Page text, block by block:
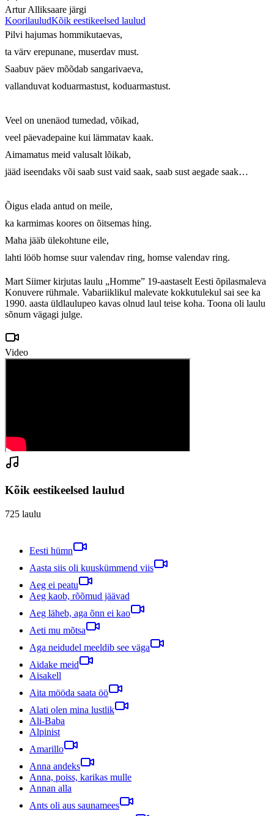
Artur Alliksaare järgi
KoorilauludKõik eestikeelsed laulud
Pilvi hajumas hommikutaevas,
ta värv erepunane, muserdav must.
Saabuv päev mõõdab sangarivaeva,
vallanduvat koduarmastust, koduarmastust.
Veel on unenäod tumedad, võikad,
veel päevadepaine kui lämmatav kaak.
Aimamatus meid valusalt lõikab,
jääd iseendaks või saab sust vaid saak, saab sust aegade saak…
Õigus elada antud on meile,
ka karmimas koores on õitsemas hing.
Maha jääb ülekohtune eile,
lahti lööb homse suur valendav ring, homse valendav ring.
Mart Siimer kirjutas laulu „Homme” 19-aastaselt Eesti õpilasmaleva
Konuvere rühmale. Vabariiklikul malevate kokkutulekul sai see ka
1990. aasta üldlaulupeo kavas olnud laul teise koha. Toona oli laulu
sõnum vägagi julge.
Video
Kõik eestikeelsed laulud
725 laulu
Eesti hümn
Aasta siis oli kuuskümmend viis
Aeg ei peatu
Aeg kaob, rõõmud jäävad
Aeg läheb, aga õnn ei kao
Aeti mu mõtsa
Aga neidudel meeldib see väga
Aidake meid
Aisakell
Aita mööda saata öö
Alati olen mina lustlik
Ali-Baba
Alpinist
Amarillo
Anna andeks
Anna, poiss, karikas mulle
Annan alla
Ants oli aus saunamees